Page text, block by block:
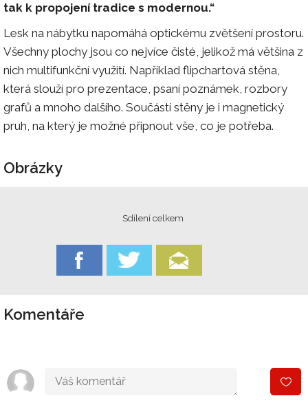
tak k propojení tradice s modernou.“
Lesk na nábytku napomáhá optickému zvětšení prostoru.
Všechny plochy jsou co nejvíce čisté, jelikož má většina z
nich multifunkční využití. Například flipchartová stěna,
která slouží pro prezentace, psaní poznámek, rozbory
grafů a mnoho dalšího. Součástí stěny je i magnetický
pruh, na který je možné připnout vše, co je potřeba.
Obrázky
Sdílení celkem
Komentáře